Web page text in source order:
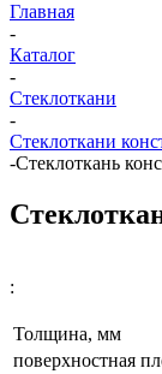
Главная
-
Каталог
-
Стеклоткани
-
Стеклоткани
-Стеклоткань
:
Толщина, мм
поверхностная